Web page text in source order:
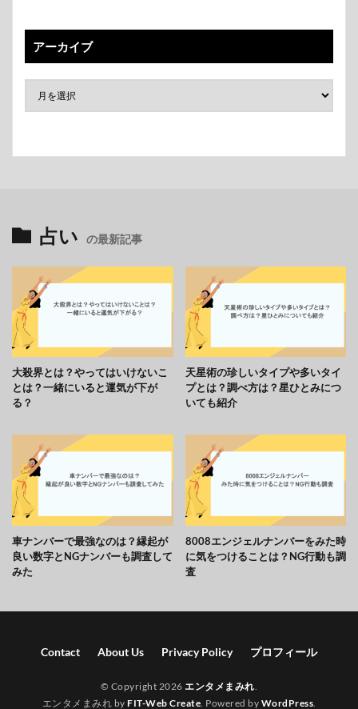
アーカイブ
占い の最新記事
大殺界とは？やってはいけないこ
とは？一緒にいると運気が下が
る？
天星術の珍しいタイプや多いタイ
プとは？調べ方は？星ひとみにつ
いても紹介
車ナンバーで最強なのは？縁起が
良い数字とNGナンバーも調査して
みた
8008エンジェルナンバーをみた時
に気をつけることは？NG行動も調
査
Contact About Us Privacy Policy プロフィール
© Copyright 2026 エンタメまみれ
エンタメまみれ by FIT-Web Create . Powered by WordPress